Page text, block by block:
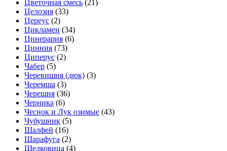
Цветочная смесь (21)
Целозия (33)
Цереус (2)
Цикламен (34)
Цинерария (6)
Цинния (73)
Циперус (2)
Чабер (5)
Черевишня (дюк) (3)
Черемша (3)
Черешня (36)
Черника (6)
Чеснок и Лук озимые (43)
Чубушник (5)
Шалфей (16)
Шарафуга (2)
Шелковица (4)